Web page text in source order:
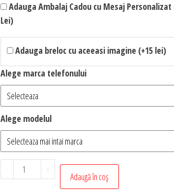
Adauga Ambalaj Cadou cu Mesaj Personalizat
Lei)
Adauga breloc cu aceeasi imagine (+15 lei)
Alege marca telefonului
Alege modelul
-
Cantitate
Husa
+
Adaugă în coș